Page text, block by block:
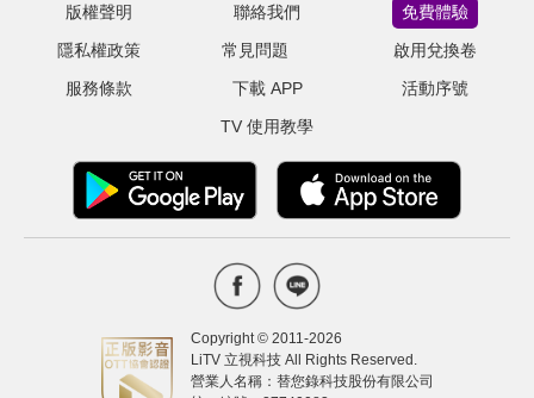
版權聲明
隱私權政策
服務條款
聯絡我們
常見問題
下載 APP
TV 使用教學
免費體驗
啟用兌換卷
活動序號
Copyright © 2011-2026
LiTV 立視科技 All Rights Reserved.
營業人名稱：替您錄科技股份有限公司